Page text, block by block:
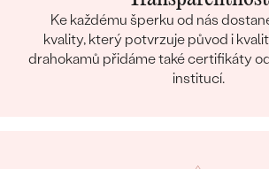
Ke každému šperku od nás
kvality, který potvrzuje původ i
drahokamů přidáme také certifikáty
institucí.